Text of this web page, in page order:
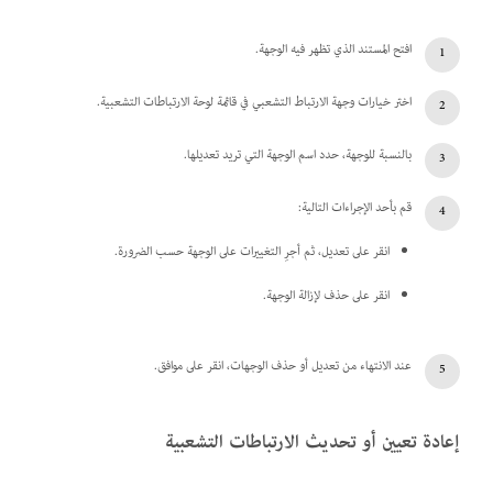
افتح المستند الذي تظهر فيه الوجهة.
اختر خيارات وجهة الارتباط التشعبي في قائمة لوحة الارتباطات التشعبية.
بالنسبة للوجهة، حدد اسم الوجهة التي تريد تعديلها.
قم بأحد الإجراءات التالية:
انقر على تعديل، ثم أجرِ التغييرات على الوجهة حسب الضرورة.
انقر على حذف لإزالة الوجهة.
عند الانتهاء من تعديل أو حذف الوجهات، انقر على موافق.
إعادة تعيين أو تحديث الارتباطات التشعبية